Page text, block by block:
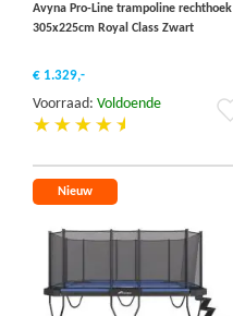
Avyna Pro-Line trampoline rechthoek
305x225cm Royal Class Zwart
€ 1.329,-
Voorraad: Voldoende
Nieuw